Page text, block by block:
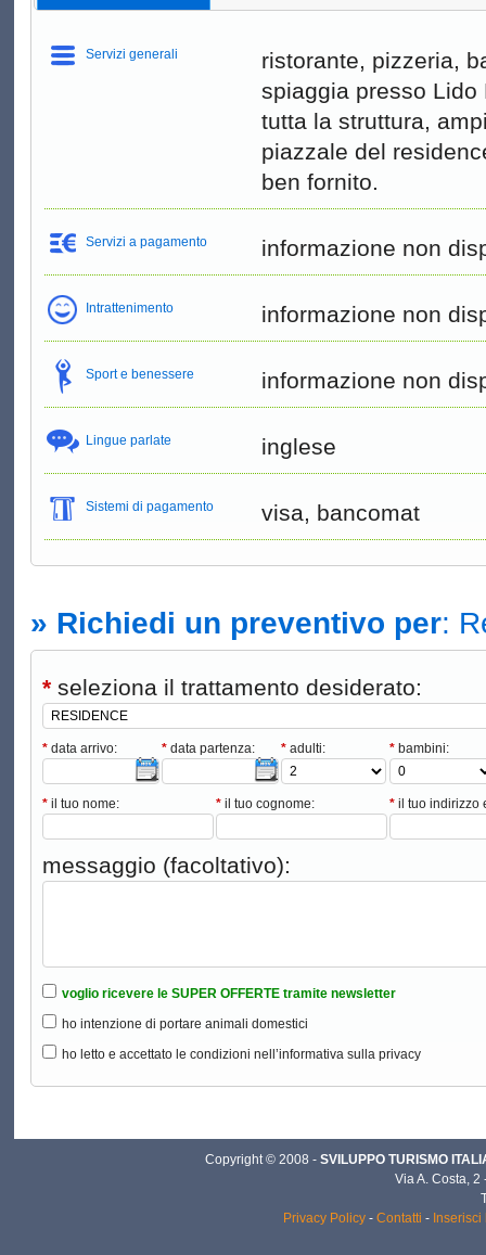
Servizi generali
ristorante, pizzeria,
spiaggia presso Lido
tutta la struttura,
piazzale del
ben fornito.
Servizi a pagamento informazione non
Intrattenimento informazione non
Sport e benessere informazione non
Lingue parlate inglese
Sistemi di pagamento visa, bancomat
» Richiedi un preventivo per:
*seleziona il trattamento desiderato:
*data arrivo: *data partenza: *adulti: *bambini:
*il tuo nome: *il tuo cognome: *il tuo indirizzo
messaggio (facoltativo):
voglio ricevere le SUPER OFFERTE tramite newsletter
ho intenzione di portare animali domestici
ho letto e accettato le condizioni nell’informativa sulla privacy
Copyright © 2008 - SVILUPPO TURISMO
Via A. Costa,
Privacy Policy - Contatti - Inserisci